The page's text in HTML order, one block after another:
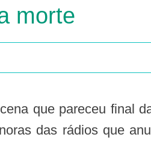
morte
das rádios que